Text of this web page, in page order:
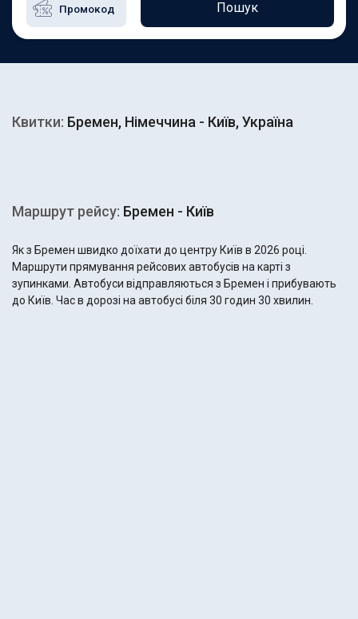
Пошук
Квитки: Бремен, Німеччина - Київ, Україна
Маршрут рейсу: Бремен - Київ
Як з Бремен швидко доїхати до центру Київ в 2026 році.
Маршрути прямування рейсових автобусів на карті з
зупинками. Автобуси відправляються з Бремен і прибувають
до Київ. Час в дорозі на автобусі біля 30 годин 30 хвилин.